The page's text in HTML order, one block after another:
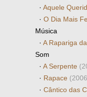
· Aquele
· O Dia Mais
Música
· A Rapariga
Som
· A Serpente
· Rapace
· Cântico das